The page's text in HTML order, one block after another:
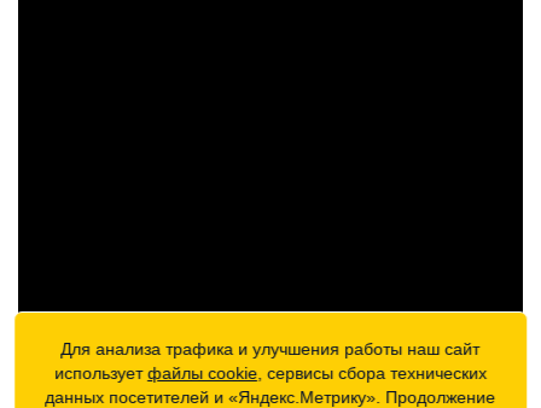
Для анализа трафика и улучшения работы наш сайт
используетфайлы cookie , сервисы сбора технических
данных посетителей и «Яндекс.Метрику». Продолжение